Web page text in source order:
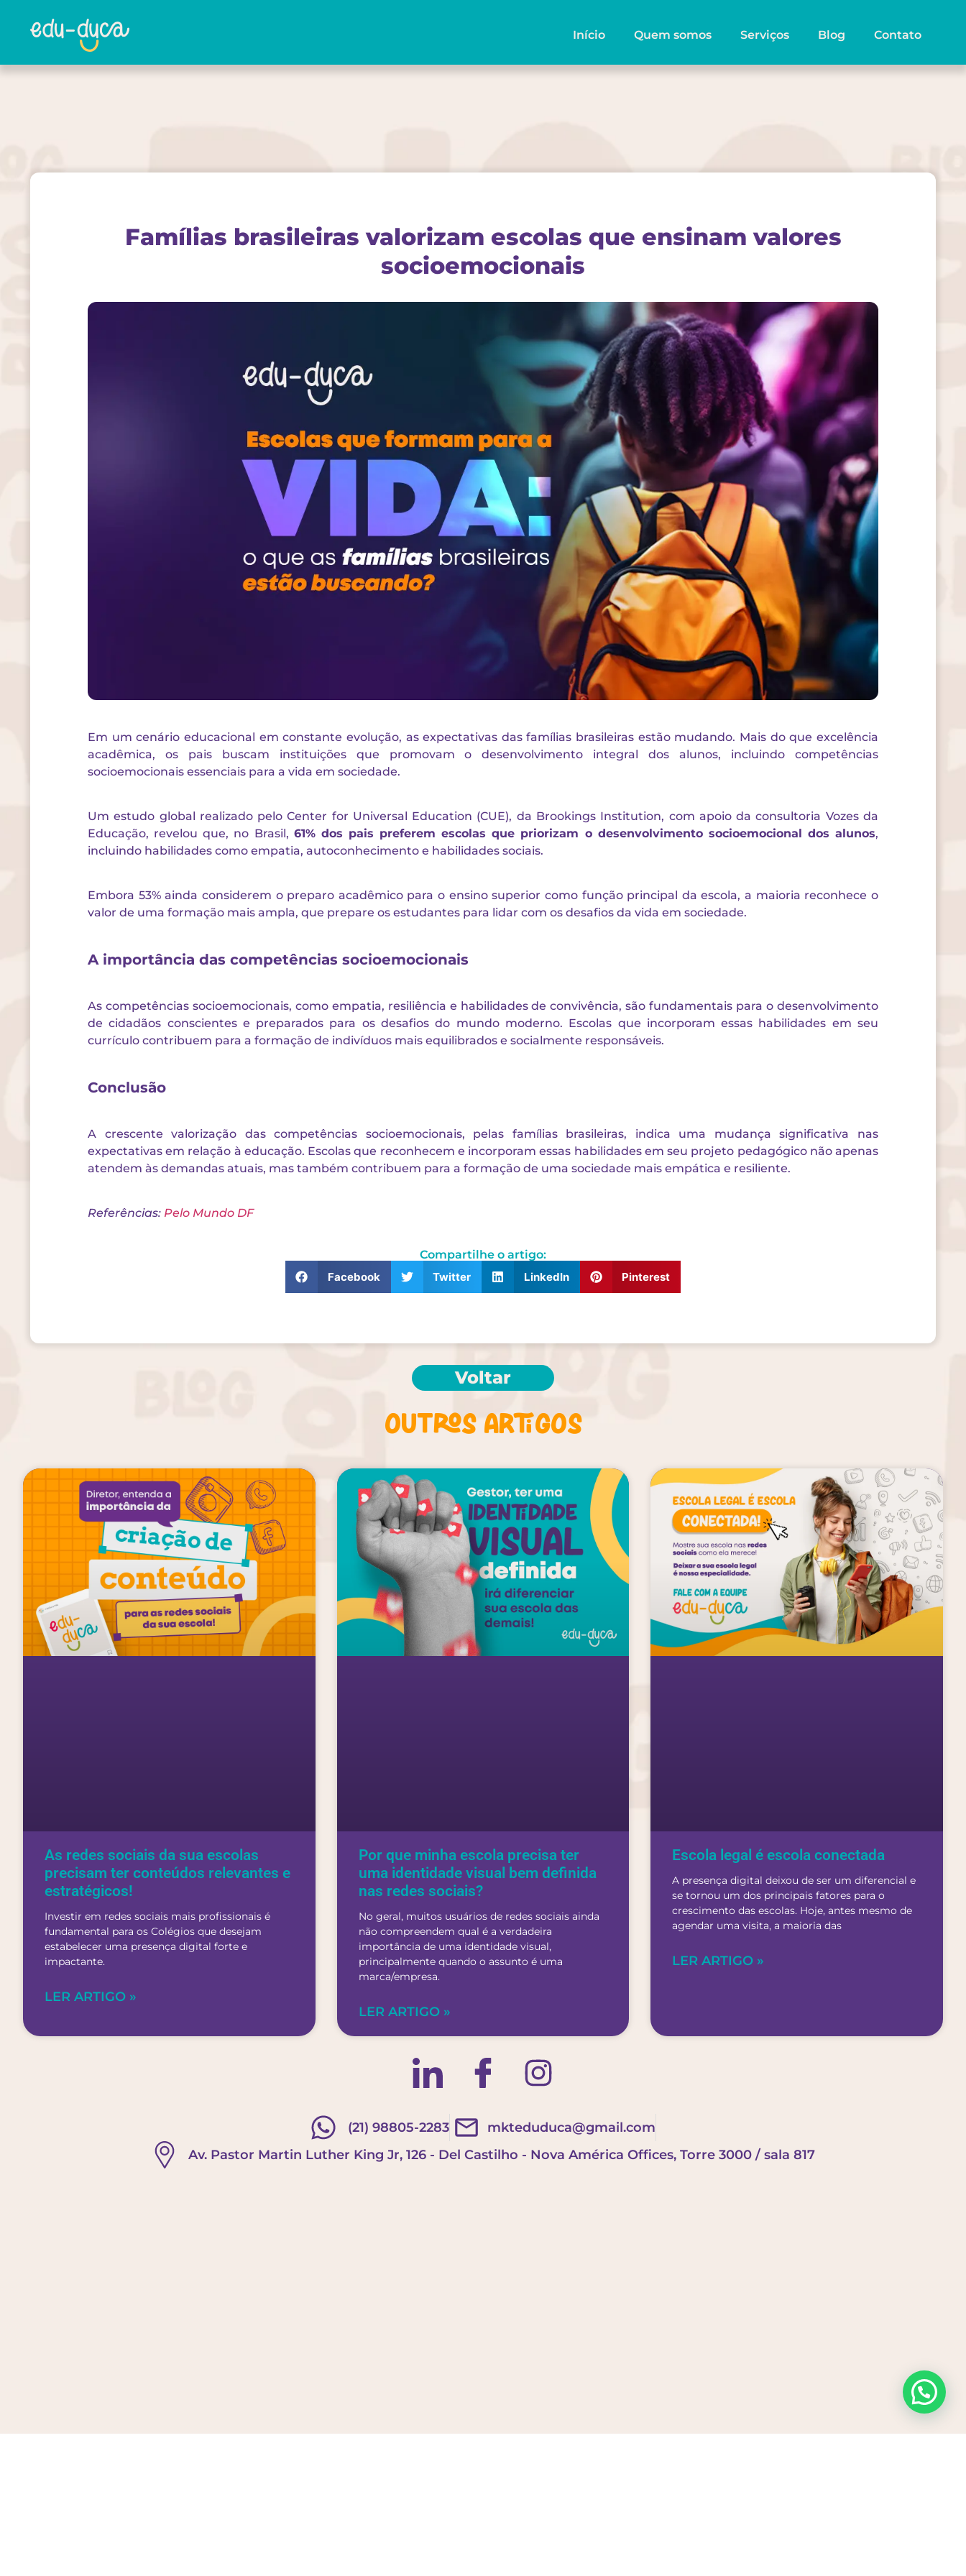
Início Quem somos Serviços Blog Contato
Famílias brasileiras valorizam escolas que ensinam valores
socioemocionais
Em um cenário educacional em constante evolução, as expectativas das famílias brasileiras estão mudando. Mais do que excelência
acadêmica, os pais buscam instituições que promovam o desenvolvimento integral dos alunos, incluindo competências
socioemocionais essenciais para a vida em sociedade.
Um estudo global realizado pelo Center for Universal Education (CUE), da Brookings Institution, com apoio da consultoria Vozes da
Educação, revelou que, no Brasil, 61% dos pais preferem escolas que priorizam o desenvolvimento socioemocional dos alunos,
incluindo habilidades como empatia, autoconhecimento e habilidades sociais.
Embora 53% ainda considerem o preparo acadêmico para o ensino superior como função principal da escola, a maioria reconhece o
valor de uma formação mais ampla, que prepare os estudantes para lidar com os desafios da vida em sociedade.
A importância das competências socioemocionais
As competências socioemocionais, como empatia, resiliência e habilidades de convivência, são fundamentais para o desenvolvimento
de cidadãos conscientes e preparados para os desafios do mundo moderno. Escolas que incorporam essas habilidades em seu
currículo contribuem para a formação de indivíduos mais equilibrados e socialmente responsáveis.
Conclusão
A crescente valorização das competências socioemocionais, pelas famílias brasileiras, indica uma mudança significativa nas
expectativas em relação à educação. Escolas que reconhecem e incorporam essas habilidades em seu projeto pedagógico não apenas
atendem às demandas atuais, mas também contribuem para a formação de uma sociedade mais empática e resiliente.
Referências: Pelo Mundo DF
Compartilhe o artigo:
Facebook
Twitter LinkedIn Pinterest
Voltar
Outros artigos
As redes sociais da sua escolas
precisam ter conteúdos relevantes e
estratégicos!
Investir em redes sociais mais profissionais é
fundamental para os Colégios que desejam
estabelecer uma presença digital forte e
impactante.
LER ARTIGO »
Por que minha escola precisa ter
uma identidade visual bem definida
nas redes sociais?
No geral, muitos usuários de redes sociais ainda
não compreendem qual é a verdadeira
importância de uma identidade visual,
principalmente quando o assunto é uma
marca/empresa.
LER ARTIGO »
Escola legal é escola conectada
A presença digital deixou de ser um diferencial e
se tornou um dos principais fatores para o
crescimento das escolas. Hoje, antes mesmo de
agendar uma visita, a maioria das
LER ARTIGO »
(21) 98805-2283
mkteduduca@gmail.com
Av. Pastor Martin Luther King Jr, 126 - Del Castilho - Nova América Offices, Torre 3000 / sala 817